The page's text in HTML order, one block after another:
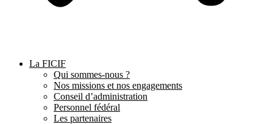
La FICIF
Qui sommes-nous ?
Nos missions et nos engagements
Conseil d’administration
Personnel fédéral
Les partenaires